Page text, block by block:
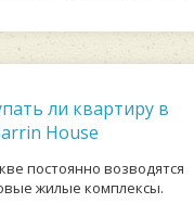
ли квартиру в
House
постоянно возводятся
жилые комплексы.